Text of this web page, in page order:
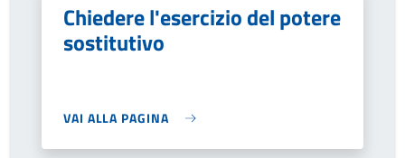
Chiedere l'esercizio del potere
sostitutivo
VAI ALLA PAGINA